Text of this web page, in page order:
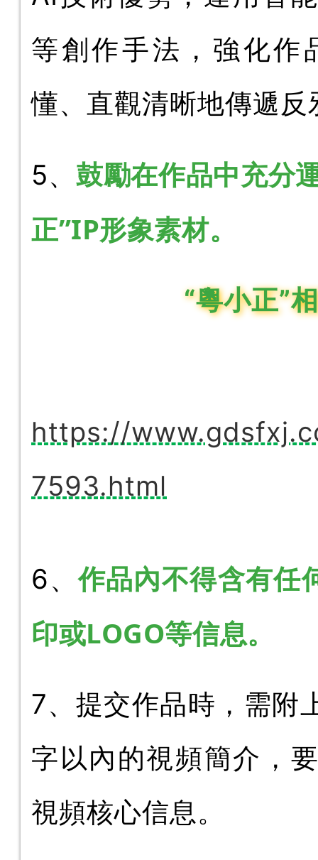
等創作手法，強化作
懂、直觀清晰地傳遞
5、鼓勵在作品中充分
正”IP形象素材。
“粵小正”
https://
7593.html
6、作品內不得含有任
印或LOGO等信息。
7、提交作品時，需附
字以內的視頻簡介，
視頻核心信息。